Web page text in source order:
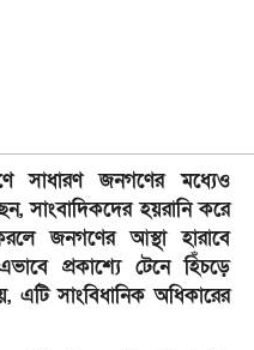
সাধারণ জনগণের মধ্যেও
সাংবাদিকদের হয়রানি করে
জনগণের আস্থা হারাবে
প্রকাশ্যে টেনে হিঁচড়ে
সাংবিধানিক অধিকারের